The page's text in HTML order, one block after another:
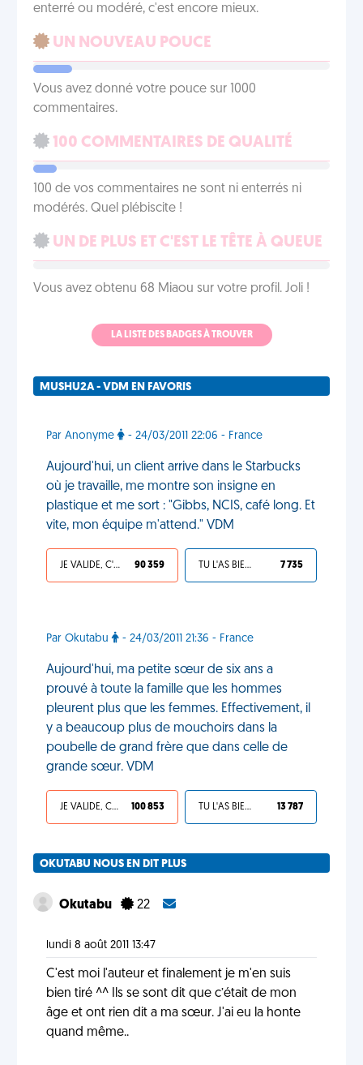
enterré ou modéré, c'est encore mieux.
UN NOUVEAU POUCE
Vous avez donné votre pouce sur 1000
commentaires.
100 COMMENTAIRES DE QUALITÉ
100 de vos commentaires ne sont ni enterrés ni
modérés. Quel plébiscite !
UN DE PLUS ET C'EST LE TÊTE À QUEUE
Vous avez obtenu 68 Miaou sur votre profil. Joli !
LA LISTE DES BADGES À TROUVER
MUSHU2A - VDM EN FAVORIS
Par Anonyme - 24/03/2011 22:06 - France
Aujourd'hui, un client arrive dans le Starbucks
où je travaille, me montre son insigne en
plastique et me sort : "Gibbs, NCIS, café long. Et
vite, mon équipe m'attend." VDM
JE VALIDE, C'EST UNE VDM 90 359 TU L'AS BIEN MÉRITÉ 7 735
Par Okutabu - 24/03/2011 21:36 - France
Aujourd'hui, ma petite sœur de six ans a
prouvé à toute la famille que les hommes
pleurent plus que les femmes. Effectivement, il
y a beaucoup plus de mouchoirs dans la
poubelle de grand frère que dans celle de
grande sœur. VDM
JE VALIDE, C'EST UNE VDM 100 853 TU L'AS BIEN MÉRITÉ 13 787
OKUTABU NOUS EN DIT PLUS
Okutabu 22
lundi 8 août 2011 13:47
C'est moi l'auteur et finalement je m'en suis
bien tiré ^^ Ils se sont dit que c’était de mon
âge et ont rien dit a ma sœur. J'ai eu la honte
quand même..